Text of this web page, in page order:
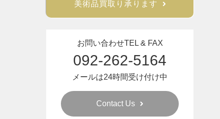
美術品買取り承ります
お問い合わせTEL & FAX
092-262-5164
メールは24時間受け付け中
Contact Us